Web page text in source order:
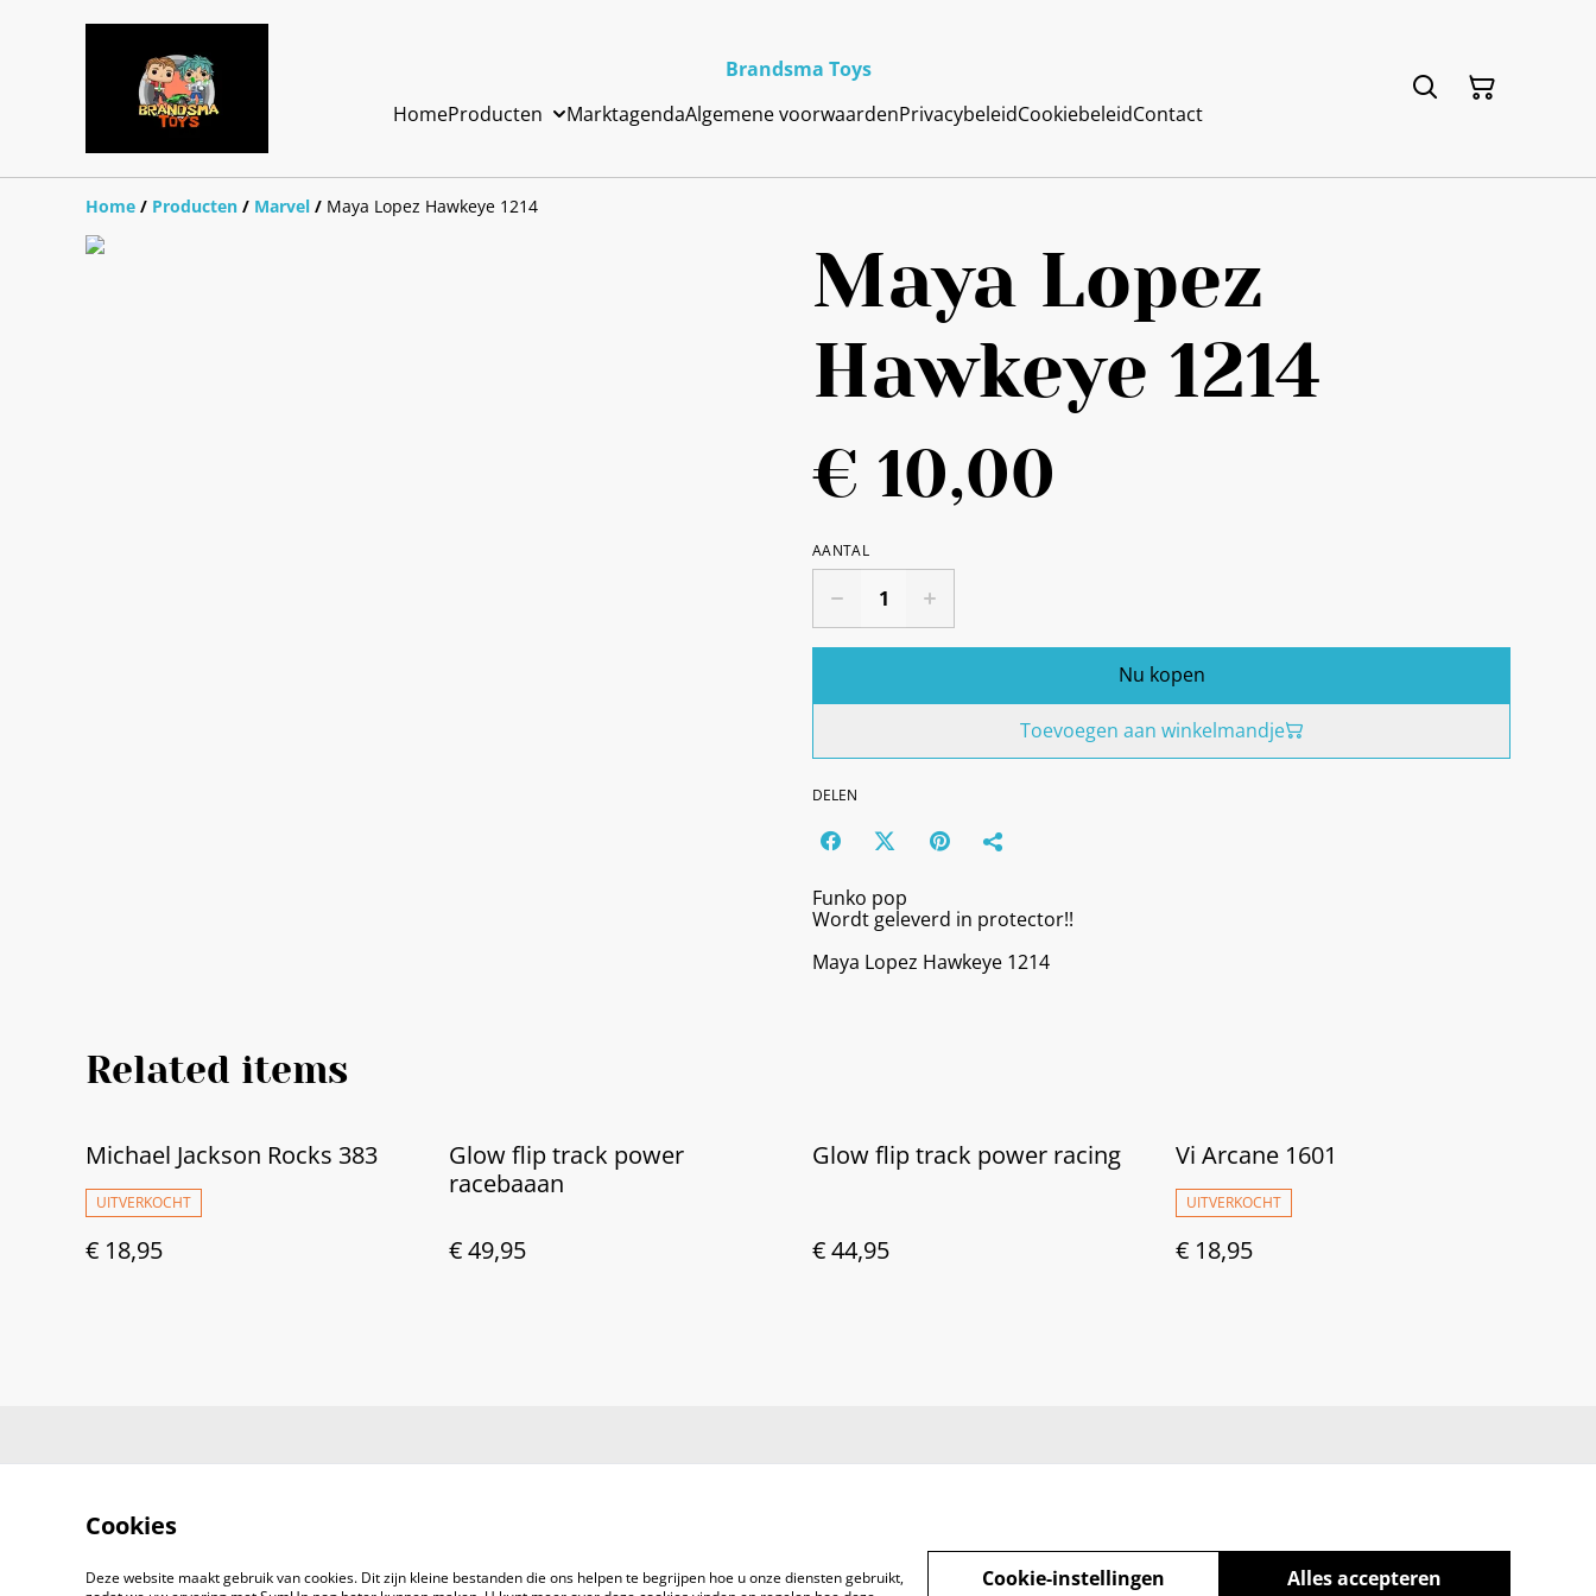
Brandsma Toys
HomeProducten MarktagendaAlgemene voorwaardenPrivacybeleidCookiebeleidContact
Home / Producten / Marvel / Maya Lopez Hawkeye 1214
Maya Lopez
Hawkeye 1214
€ 10,00
AANTAL
Nu kopen
Toevoegen aan winkelmandje
DELEN
Funko pop
Wordt geleverd in protector!!
Maya Lopez Hawkeye 1214
Related items
Michael Jackson Rocks 383
UITVERKOCHT
€ 18,95
Glow flip track power
racebaaan
€ 49,95
Glow flip track power racing
€ 44,95
Vi Arcane 1601
UITVERKOCHT
€ 18,95
Cookies
Deze website maakt gebruik van cookies. Dit zijn kleine bestanden die ons helpen te begrijpen hoe u onze diensten gebruikt,
Alles accepteren
Cookie-instellingen